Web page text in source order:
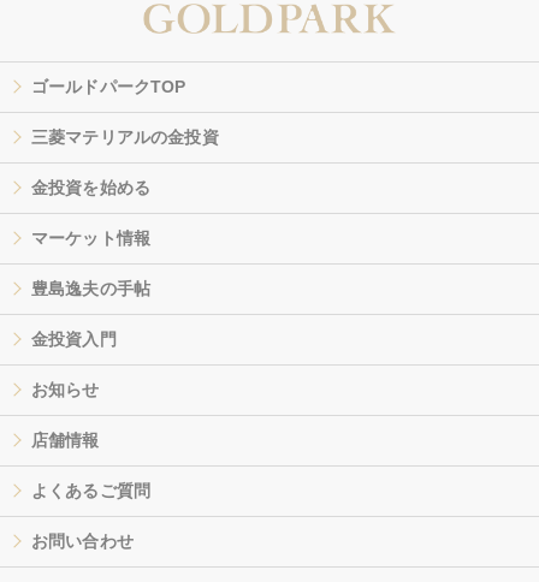
ゴールドパークTOP
三菱マテリアルの金投資
金投資を始める
マーケット情報
豊島逸夫の手帖
金投資入門
お知らせ
店舗情報
よくあるご質問
お問い合わせ